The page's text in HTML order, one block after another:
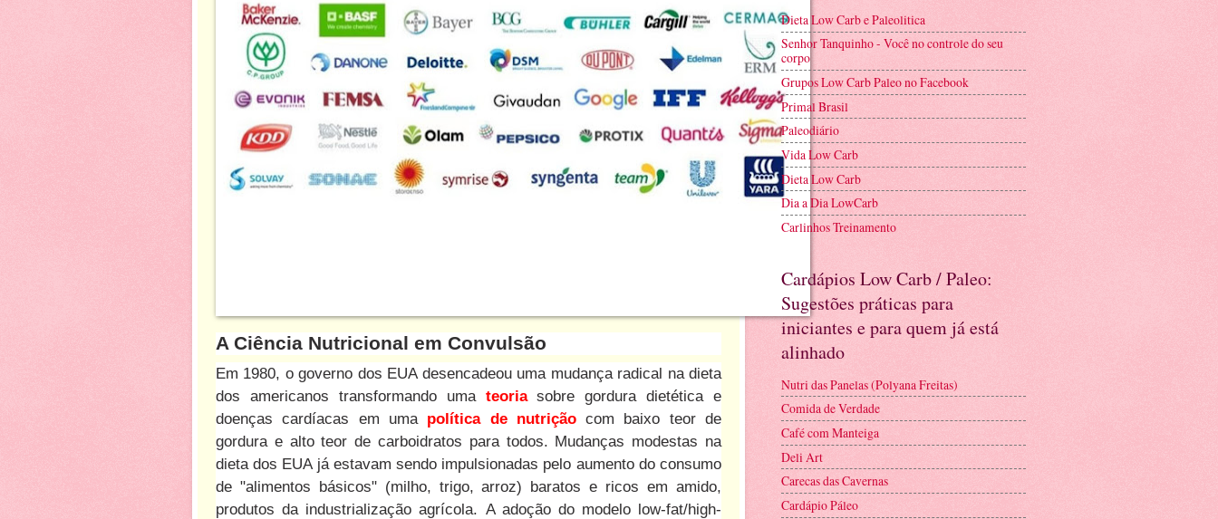
A Ciência Nutricional em Convulsão
Em 1980, o governo dos EUA desencadeou uma mudança radical na dieta
dos americanos transformando uma teoriasobre gordura dietética e
doenças cardíacas em uma política de nutriçãocom baixo teor de
gordura e alto teor de carboidratos para todos. Mudanças modestas na
dieta dos EUA já estavam sendo impulsionadas pelo aumento do consumo
de "alimentos básicos" (milho, trigo, arroz) baratos e ricos em amido,
produtos da industrialização agrícola. A adoção do modelo low-fat/high-
Dieta Low Carb e Paleolitica
Senhor Tanquinho - Você no controle do seu
corpo
Grupos Low Carb Paleo no Facebook
Primal Brasil
Paleodiário
Vida Low Carb
Dieta Low Carb
Dia a Dia LowCarb
Carlinhos Treinamento
Cardápios Low Carb / Paleo:
Sugestões práticas para
iniciantes e para quem já está
alinhado
Nutri das Panelas (Polyana Freitas)
Comida de Verdade
Café com Manteiga
Deli Art
Carecas das Cavernas
Cardápio Páleo